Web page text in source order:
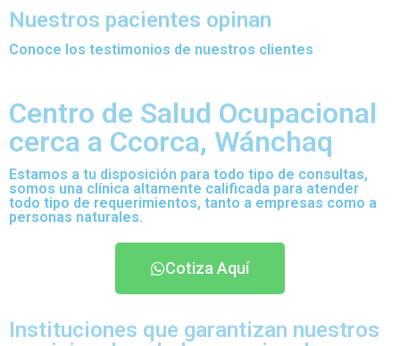
Nuestros pacientes opinan
Conoce los testimonios de nuestros clientes
Centro de Salud Ocupacional
cerca a Ccorca, Wánchaq
Estamos a tu disposición para todo tipo de consultas,
somos una clínica altamente calificada para atender
todo tipo de requerimientos, tanto a empresas como a
personas naturales.
Cotiza Aquí
Instituciones que garantizan nuestros